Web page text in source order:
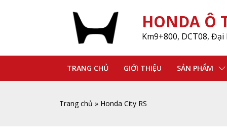
HONDA Ô
Km9+800, DCT08,
TRANG CHỦ GIỚI THIỆU SẢN PHẨM
Trang chủ » Honda City RS